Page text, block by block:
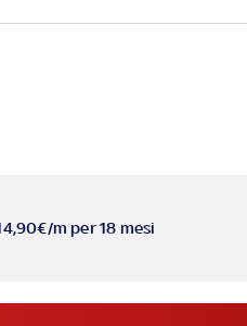
m per 18 mesi